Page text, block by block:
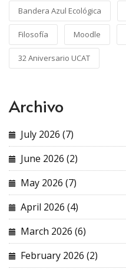
Bandera Azul Ecológica
Filosofía Moodle
32 Aniversario UCAT
Archivo
July 2026 (7)
June 2026 (2)
May 2026 (7)
April 2026 (4)
March 2026 (6)
February 2026 (2)